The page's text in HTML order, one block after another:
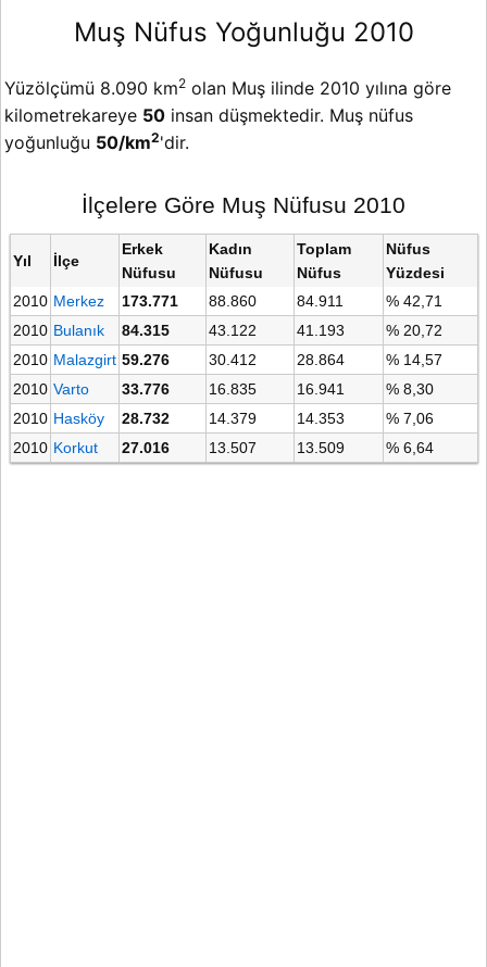
Muş Nüfus Yoğunluğu 2010
Yüzölçümü 8.090 km2 olan Muş ilinde 2010 yılına göre
kilometrekareye 50 insan düşmektedir. Muş nüfus
yoğunluğu 50/km2'dir.
İlçelere Göre Muş Nüfusu 2010
Yıl İlçe
Erkek
Nüfusu
Kadın
Nüfusu
Toplam
Nüfus
Nüfus
Yüzdesi
2010 Merkez 173.771 88.860 84.911
% 42,71
2010 Bulanık 84.315 43.122 41.193
% 20,72
2010 Malazgirt 59.276 30.412 28.864
% 14,57
2010 Varto 33.776 16.835 16.941
% 8,30
2010 Hasköy 28.732 14.379 14.353
% 7,06
2010 Korkut 27.016 13.507 13.509 % 6,64